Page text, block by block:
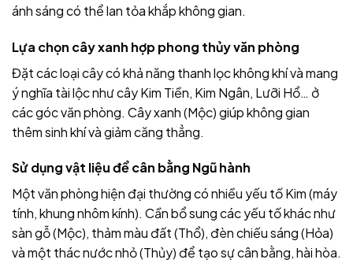
ánh sáng có thể lan tỏa khắp không gian.
Lựa chọn cây xanh hợp phong thủy văn phòng
Đặt các loại cây có khả năng thanh lọc không khí và mang
ý nghĩa tài lộc như cây Kim Tiền, Kim Ngân, Lưỡi Hổ… ở
các góc văn phòng. Cây xanh (Mộc) giúp không gian
thêm sinh khí và giảm căng thẳng.
Sử dụng vật liệu để cân bằng Ngũ hành
Một văn phòng hiện đại thường có nhiều yếu tố Kim (máy
tính, khung nhôm kính). Cần bổ sung các yếu tố khác như
sàn gỗ (Mộc), thảm màu đất (Thổ), đèn chiếu sáng (Hỏa)
và một thác nước nhỏ (Thủy) để tạo sự cân bằng, hài hòa.